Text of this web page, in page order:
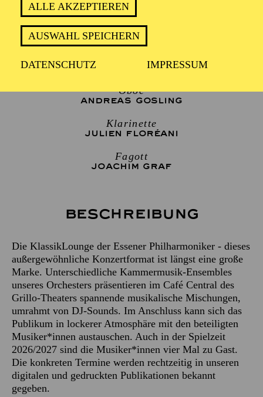
ALLE AKZEPTIEREN
AUSWAHL SPEICHERN
DATENSCHUTZ IMPRESSUM
2 Stunden, inkl. Pause
TRIO D'ANCHE
Oboe
ANDREAS GOSLING
Klarinette
JULIEN FLORÉANI
Fagott
JOACHIM GRAF
Beschreibung
Die KlassikLounge der Essener Philharmoniker - dieses
außergewöhnliche Konzertformat ist längst eine große
Marke. Unterschiedliche Kammermusik-Ensembles
unseres Orchesters präsentieren im Café Central des
Grillo-Theaters spannende musikalische Mischungen,
umrahmt von DJ-Sounds. Im Anschluss kann sich das
Publikum in lockerer Atmosphäre mit den beteiligten
Musiker*innen austauschen. Auch in der Spielzeit
2026/2027 sind die Musiker*innen vier Mal zu Gast.
Die konkreten Termine werden rechtzeitig in unseren
digitalen und gedruckten Publikationen bekannt
gegeben.